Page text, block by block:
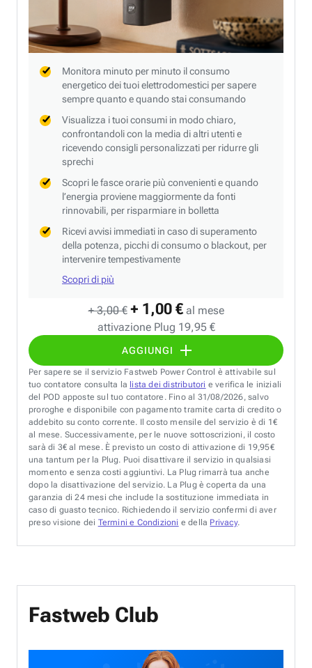
+ 3,00 € + 1,00 € al mese
attivazione Plug 19,95 €
AGGIUNGI
Monitora minuto per minuto il consumo
energetico dei tuoi elettrodomestici per sapere
sempre quanto e quando stai consumando
Visualizza i tuoi consumi in modo chiaro,
confrontandoli con la media di altri utenti e
ricevendo consigli personalizzati per ridurre gli
sprechi
Scopri le fasce orarie più convenienti e quando
l’energia proviene maggiormente da fonti
rinnovabili, per risparmiare in bolletta
Ricevi avvisi immediati in caso di superamento
della potenza, picchi di consumo o blackout, per
intervenire tempestivamente
Scopri di più
Per sapere se il servizio Fastweb Power Control è attivabile sul
tuo contatore consulta la lista dei distributori e verifica le iniziali
del POD apposte sul tuo contatore. Fino al 31/08/2026, salvo
proroghe e disponibile con pagamento tramite carta di credito o
addebito su conto corrente. Il costo mensile del servizio è di 1€
al mese. Successivamente, per le nuove sottoscrizioni, il costo
sarà di 3€ al mese. È previsto un costo di attivazione di 19,95€
una tantum per la Plug. Puoi disattivare il servizio in qualsiasi
momento e senza costi aggiuntivi. La Plug rimarrà tua anche
dopo la disattivazione del servizio. La Plug è coperta da una
garanzia di 24 mesi che include la sostituzione immediata in
caso di guasto tecnico. Richiedendo il servizio confermi di aver
preso visione dei Termini e Condizioni e della Privacy.
Fastweb Club